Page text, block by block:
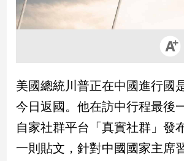
品
政
治
政
治
焦
美國總統川普正在中國進行國
今日返國。他在訪中行程最後
自家社群平台「真實社群」發
一則貼文，針對中國國家主席